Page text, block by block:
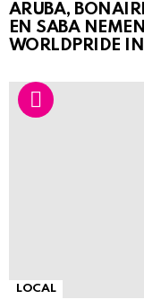
ARUBA,
EN SABA
WORLDPRIDE
LOCAL